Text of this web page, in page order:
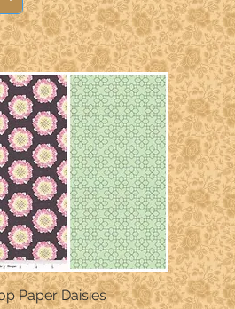
Швидкий перегляд
Paper Daisies